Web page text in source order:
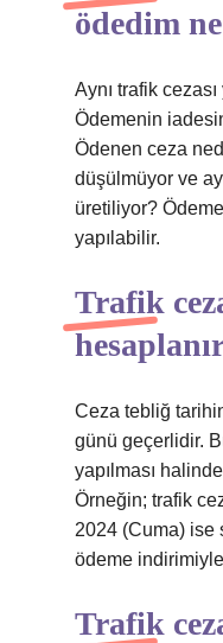
ödedim
Aynı trafik
Ödemenin
Ödenen ceza
düşülmüyor ve
üretiliyor?
yapılabilir.
Trafik
Ceza tebliğ
günü geçerlidir.
yapılması
Örneğin; trafik
2024 (Cuma) ise
ödeme
Trafik